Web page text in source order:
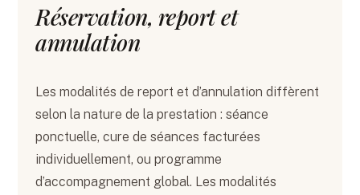
Réservation, report et
annulation
Les modalités de report et d’annulation diffèrent
selon la nature de la prestation : séance
ponctuelle, cure de séances facturées
individuellement, ou programme
d’accompagnement global. Les modalités